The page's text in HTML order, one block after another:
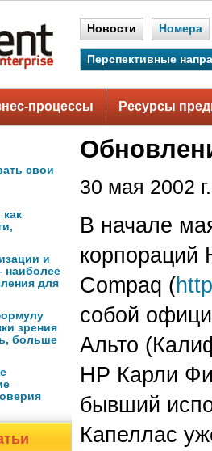
Новости Номера
Перспективные
процессы Ресурсы
свои
и
наиболее
для
зрения
больше
30 мая 2002 г.
В начале
корпораций
Compaq (
собой
Альто
HP Карли
бывший
Капеллас